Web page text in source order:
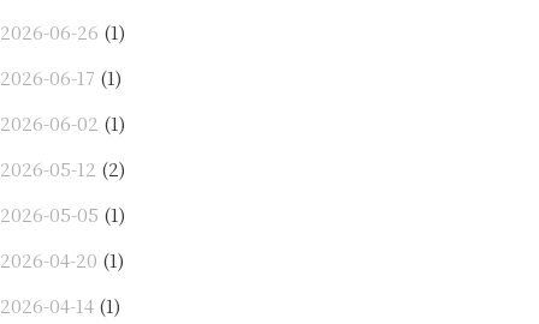
2026-06-26 (1)
2026-06-17 (1)
2026-06-02 (1)
2026-05-12 (2)
2026-05-05 (1)
2026-04-20 (1)
2026-04-14 (1)